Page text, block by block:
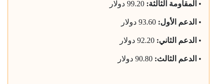
• المقاومة الثالثة:
• الدعم الأول:
• الدعم الثاني:
• الدعم الثالث: